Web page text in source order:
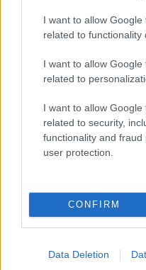
I want to allow
related to functionality
I want to allow
related to
I want to allow
related to security,
functionality and
user protection.
CONFIRM
Data Deletion
A GYŐRI AUDI ETO KC